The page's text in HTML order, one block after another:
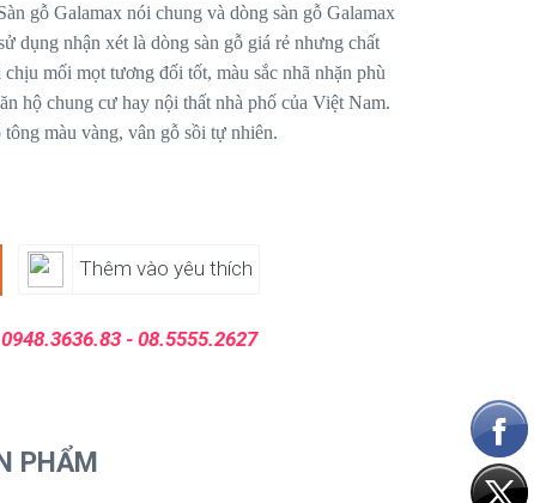
gỗ Galamax nói chung và dòng sàn gỗ Galamax
dụng nhận xét là dòng sàn gỗ giá rẻ nhưng chất
mối mọt tương đối tốt, màu sắc nhã nhặn phù
hộ chung cư hay nội thất nhà phố của Việt Nam.
màu vàng, vân gỗ sồi tự nhiên.
Thêm vào yêu thích
0948.3636.83 - 08.5555.2627
PHẨM